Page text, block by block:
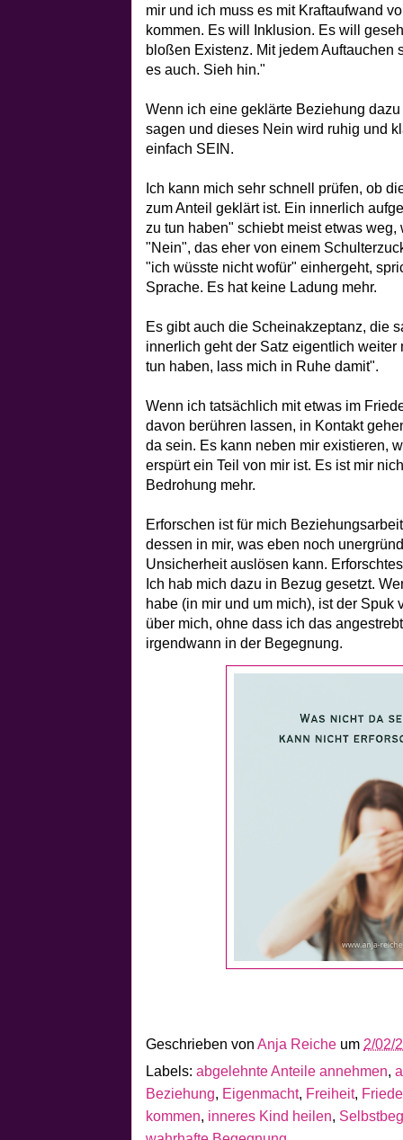
mir und ich muss es mit Kraftaufwand
kommen. Es will Inklusion. Es will
bloßen Existenz. Mit jedem Auftauchen
es auch. Sieh hin."
Wenn ich eine geklärte Beziehung
sagen und dieses Nein wird ruhig und
einfach SEIN.
Ich kann mich sehr schnell prüfen, ob
zum Anteil geklärt ist. Ein innerlich
zu tun haben" schiebt meist etwas
"Nein", das eher von einem
"ich wüsste nicht wofür" einhergeht,
Sprache. Es hat keine Ladung mehr.
Es gibt auch die Scheinakzeptanz, die
innerlich geht der Satz eigentlich
tun haben, lass mich in Ruhe damit".
Wenn ich tatsächlich mit etwas im
davon berühren lassen, in Kontakt
da sein. Es kann neben mir existieren,
erspürt ein Teil von mir ist. Es ist mir
Bedrohung mehr.
Erforschen ist für mich
dessen in mir, was eben noch
Unsicherheit auslösen kann.
Ich hab mich dazu in Bezug gesetzt.
habe (in mir und um mich), ist der Spuk
über mich, ohne dass ich das
irgendwann in der Begegnung.
Geschrieben von Anja Reiche um 2/02/
Labels: abgelehnte Anteile annehmen,
Beziehung, Eigenmacht, Freiheit,
kommen, inneres Kind heilen,